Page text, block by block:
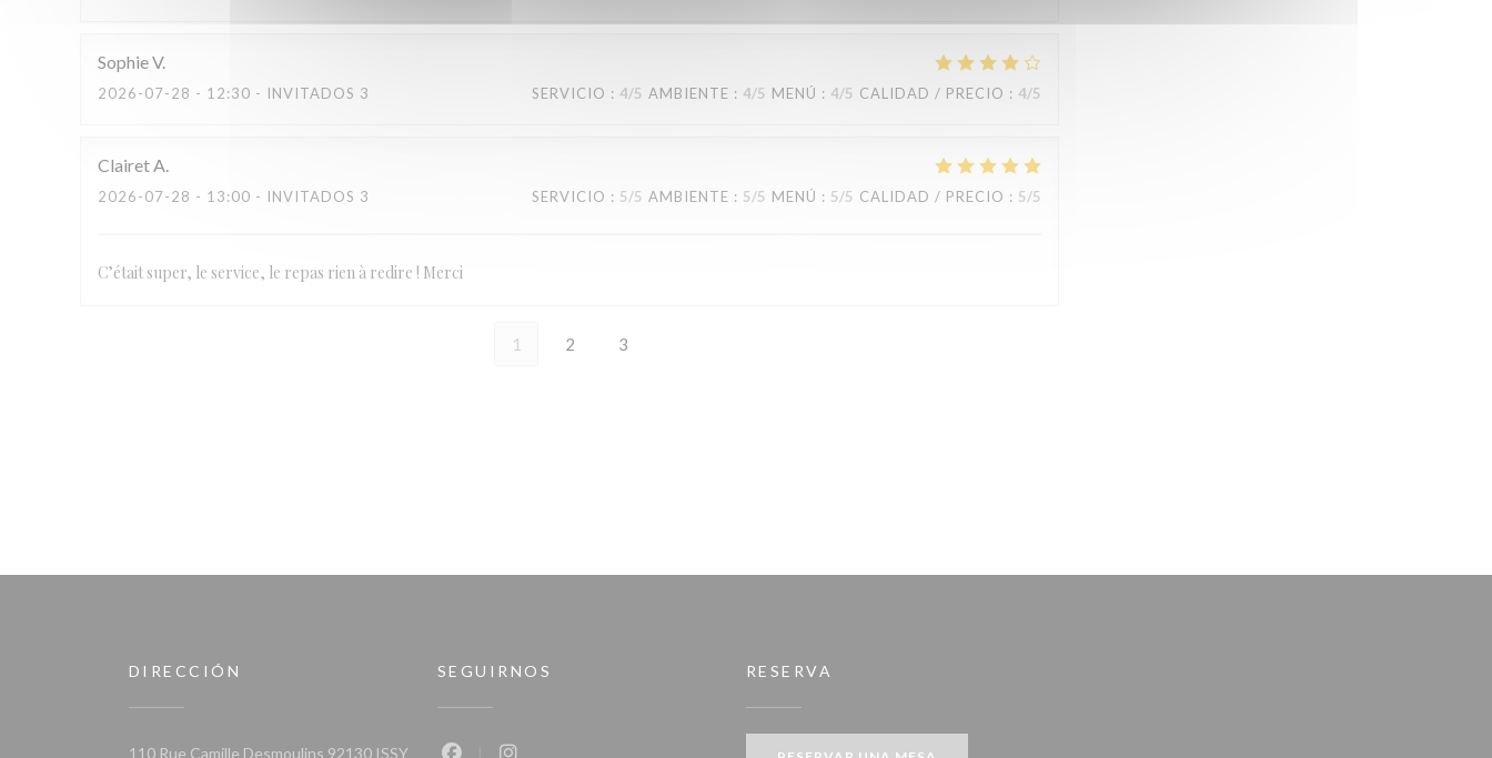
SophieV
2026-07-28 - 12:30 - INVITADOS 3 SERVICIO : 4/5 AMBIENTE : 4/5 MENÚ : 4/5 CALIDAD / PRECIO : 4/5
ClairetA
2026-07-28 - 13:00 - INVITADOS 3 SERVICIO : 5/5 AMBIENTE : 5/5 MENÚ : 5/5 CALIDAD / PRECIO : 5/5
C’était super, le service, le repas rien à redire ! Merci
1 2 3
DIRECCIÓN
110 Rue Camille Desmoulins 92130 ISSY
SEGUIRNOS RESERVA